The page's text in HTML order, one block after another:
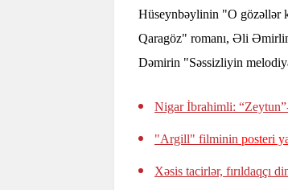
Hüseynbəylinin "O gözəllər
Qaragöz" romanı, Əli
Dəmirin "Səssizliyin
Nigar İbrahimli:
"Argill" filminin posteri
Xəsis tacirlər, fırıldaqçı